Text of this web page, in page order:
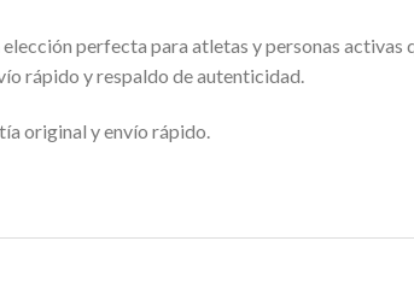
elección perfecta para atletas y personas
rápido y respaldo de autenticidad.
original y envío rápido.